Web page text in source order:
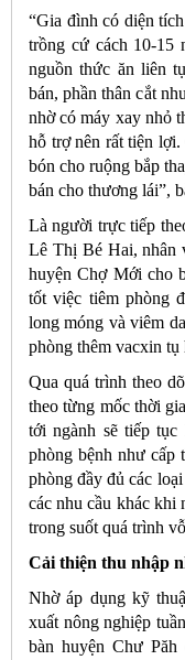
“Gia đình có diện
trồng cứ cách 10-15
nguồn thức ăn liên
bán, phần thân cắt
nhờ có máy xay nhỏ
hỗ trợ nên rất tiện
bón cho ruộng bắp
bán cho thương lái”,
Là người trực tiếp
Lê Thị Bé Hai, nhân
huyện Chợ Mới cho
tốt việc tiêm phòng
long móng và viêm
phòng thêm vacxin tụ
Qua quá trình theo
theo từng mốc thời
tới ngành sẽ tiếp
phòng bệnh như cấp
phòng đầy đủ các
các nhu cầu khác khi
trong suốt quá trình
Cải thiện thu nhập
Nhờ áp dụng kỹ
xuất nông nghiệp
bàn huyện Chư